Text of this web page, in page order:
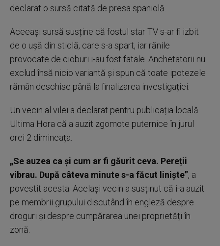
declarat o sursă citată de presa spaniolă.
Aceeași sursă susține că fostul star TV s-ar fi izbit
de o ușă din sticlă, care s-a spart, iar rănile
provocate de cioburi i-au fost fatale. Anchetatorii nu
exclud însă nicio variantă și spun că toate ipotezele
rămân deschise până la finalizarea investigației.
Un vecin al vilei a declarat pentru publicația locală
Ultima Hora că a auzit zgomote puternice în jurul
orei 2 dimineața.
„Se auzea ca și cum ar fi găurit ceva. Pereții
vibrau. După câteva minute s-a făcut liniște”, a
povestit acesta. Același vecin a susținut că i-a auzit
pe membrii grupului discutând în engleză despre
droguri și despre cumpărarea unei proprietăți în
zonă.